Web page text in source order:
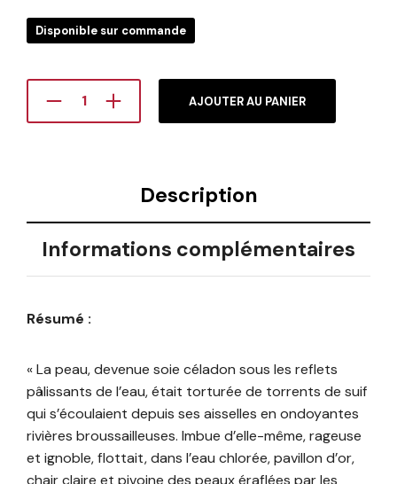
Disponible sur commande
AJOUTER AU PANIER
Description
Informations complémentaires
Résumé :
« La peau, devenue soie céladon sous les reflets
pâlissants de l’eau, était torturée de torrents de suif
qui s’écoulaient depuis ses aisselles en ondoyantes
rivières broussailleuses. Imbue d’elle-même, rageuse
et ignoble, flottait, dans l’eau chlorée, pavillon d’or,
chair claire et pivoine des peaux éraflées par les